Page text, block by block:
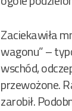
Zaciekawiła
wagonu” –
wschód,
przewożone.
zarobił.